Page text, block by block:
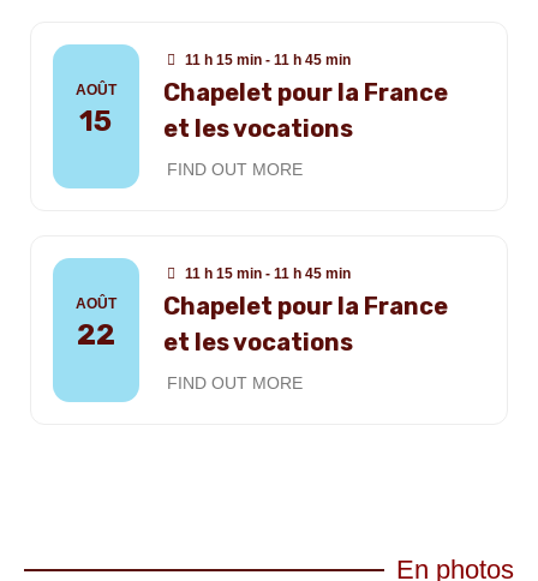
AOÛT
15
11 h 15 min - 11 h 45 min
Chapelet pour la France
et les vocations
FIND OUT MORE
AOÛT
22
11 h 15 min - 11 h 45 min
Chapelet pour la France
et les vocations
FIND OUT MORE
En photos